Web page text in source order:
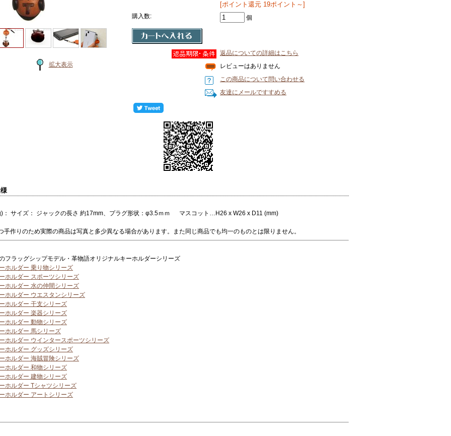
拡大表示
[ポイント還元 19ポイント～]
購入数: 個
返品についての詳細はこちら
レビューはありません
この商品について問い合わせる
友達にメールですすめる
)： サイズ： ジャックの長さ 約17mm、プラグ形状：φ3.5ｍｍ マスコット…H26 x W26 x D11 (mm)
手作りのため実際の商品は写真と多少異なる場合があります。また同じ商品でも均一のものとは限りません。
フラッグシップモデル・革物語オリジナルキーホルダーシリーズ
ホルダー 乗り物シリーズ
ホルダー スポーツシリーズ
ホルダー 水の仲間シリーズ
ホルダー ウエスタンシリーズ
ホルダー 干支シリーズ
ホルダー 楽器シリーズ
ホルダー 動物シリーズ
ホルダー 馬シリーズ
ホルダー ウインタースポーツシリーズ
ホルダー グッズシリーズ
ホルダー 海賊冒険シリーズ
ホルダー 和物シリーズ
ホルダー 建物シリーズ
ホルダー Tシャツシリーズ
ホルダー アートシリーズ